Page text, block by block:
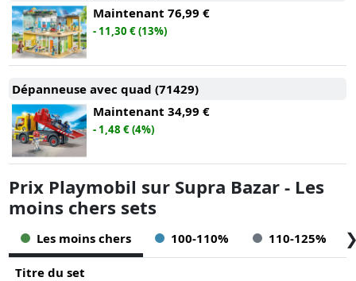
Maintenant 76,99 €
- 11,30 € (13%)
Dépanneuse avec quad (71429)
Maintenant 34,99 €
- 1,48 € (4%)
Prix Playmobil sur Supra Bazar - Les
moins chers sets
Les moins chers 100-110% 110-125%
Titre du set